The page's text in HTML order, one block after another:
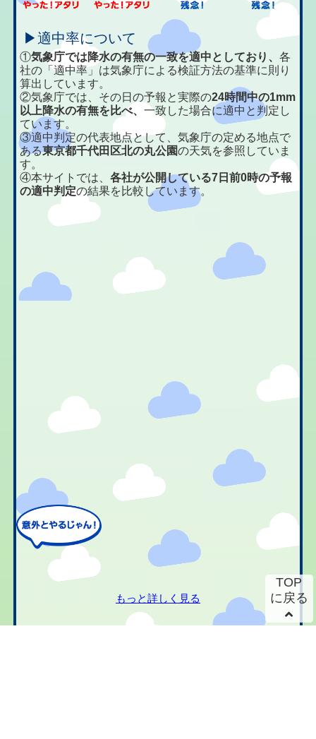
▶適中率について
①気象庁では降水の有無の一致を適中としており、各
社の「適中率」は気象庁による検証方法の基準に則り
算出しています。
②気象庁では、その日の予報と実際の24時間中の1mm
以上降水の有無を比べ、一致した場合に適中と判定し
ています。
③適中判定の代表地点として、気象庁の定める地点で
ある東京都千代田区北の丸公園の天気を参照していま
す。
④本サイトでは、各社が公開している7日前0時の予報
の適中判定の結果を比較しています。
もっと詳しく見る
TOP
に戻る